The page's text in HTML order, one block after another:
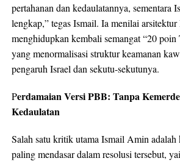
pertahanan dan kedaulatannya, sementara
lengkap,” tegas Ismail. Ia menilai
menghidupkan kembali semangat “20 poin
yang menormalisasi struktur keamanan
pengaruh Israel dan sekutu-sekutunya.
Perdamaian Versi PBB: Tanpa
Kedaulatan
Salah satu kritik utama Ismail Amin adalah
paling mendasar dalam resolusi tersebut,